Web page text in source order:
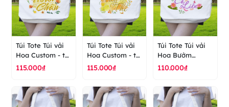
Túi Tote Túi vải
Hoa Custom - túi
vải cao cấp
115.000₫
Túi Tote Túi vải
Hoa Custom - túi
vải cao cấp
115.000₫
Túi Tote Túi vải
Hoa Bướm
Custom - túi vải
110.000₫